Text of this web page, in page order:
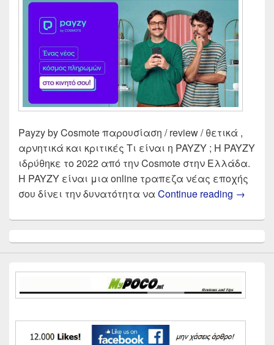
Payzy by Cosmote παρουσίαση / review / θετικά ,
αρνητικά και κριτικές Τι είναι η PAYZY ; Η PAYZY
ιδρύθηκε το 2022 από την Cosmote στην Ελλάδα.
Η PAYZY είναι μια online τραπεζα νέας εποχής
σου δίνει την δυνατότητα να Continue reading Payzy
→
Sidebar
Widget